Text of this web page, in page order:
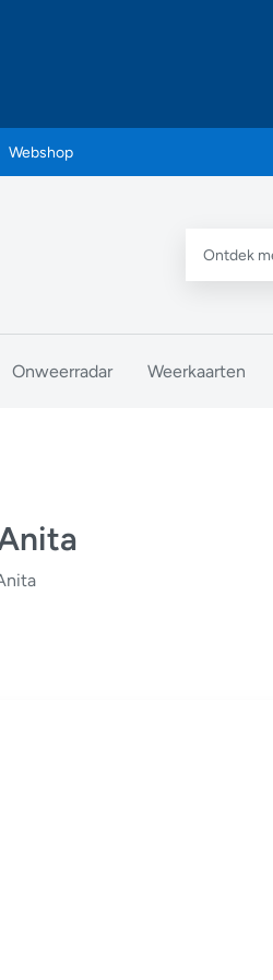
Webshop
Onweerradar Weerkaarten